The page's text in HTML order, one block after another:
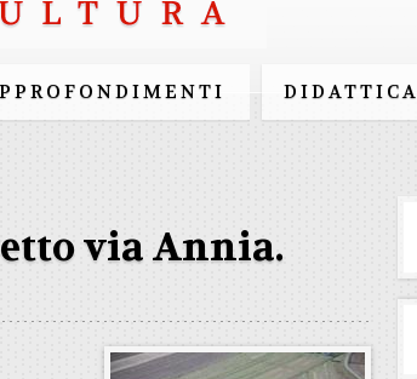
DIDATTICA
via Annia.